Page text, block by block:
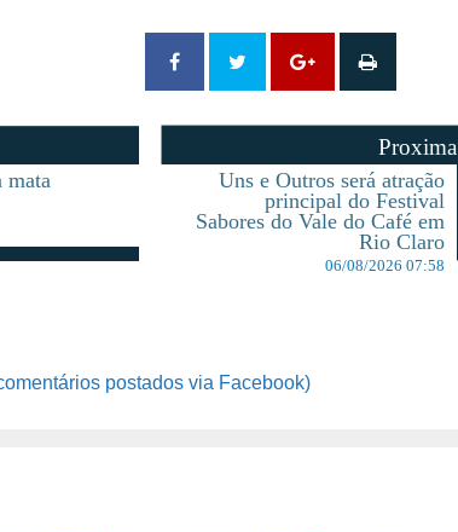
mata
Proxima
Uns e Outros será atração
principal do Festival
Sabores do Vale do Café em
Rio Claro
06/08/2026 07:58
postados via Facebook)